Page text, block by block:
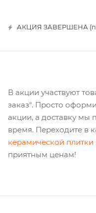
АКЦИЯ ЗАВЕРШЕНА
В акции участвуют
заказ". Просто
акции, а доставку мы
время. Переходите в
керамической плитки
приятным ценам!